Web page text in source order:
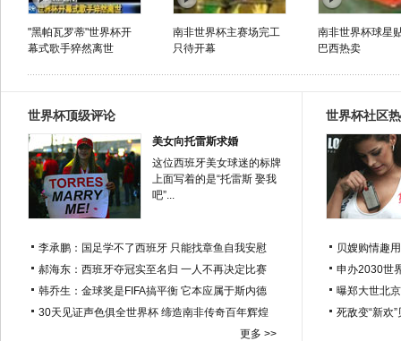
"黑帕瓦罗蒂"世界杯开
幕式歌手猝然离世
南非世界杯主赛场完工
只待开幕
南非世界杯球星
巴西热卖
世界杯顶级评论
美女向托雷斯求婚
这位西班牙美女球迷的标牌
上面写着的是“托雷斯 娶我
吧”...
李承鹏：国足学不了西班牙 只能找章鱼自我安慰
郝海东：西班牙夺冠实至名归 一人不再决定比赛
韩乔生：金球奖是FIFA搞平衡 它本应属于斯内德
30天见证声色俱全世界杯 缔造南非传奇百年辉煌
更多 >>
世界杯社区
贝嫂购情趣
申办2030世
曝郑大世北
死敌变“新欢